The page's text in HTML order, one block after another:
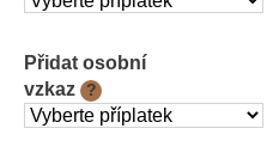
Přidat osobní
vzkaz
?